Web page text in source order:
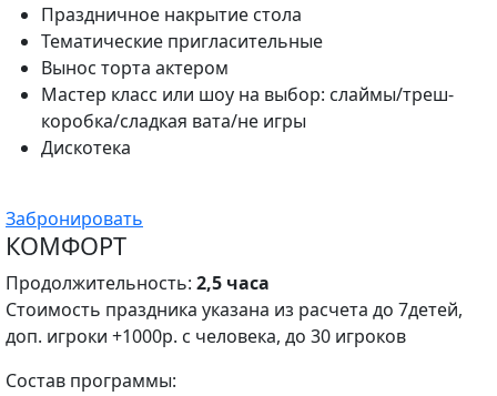
Праздничное накрытие стола
Тематические пригласительные
Вынос торта актером
Мастер класс или шоу на выбор: слаймы/треш-
коробка/сладкая вата/не игры
Дискотека
Забронировать
КОМФОРТ
Продолжительность: 2,5 часа
Стоимость праздника указана из расчета до 7детей,
доп. игроки +1000р. с человека, до 30 игроков
Состав программы: